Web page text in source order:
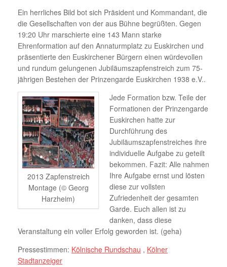
Ein herrliches Bild bot sich Präsident und Kommandant, die
die Gesellschaften von der aus Bühne begrüßten. Gegen
19:20 Uhr marschierte eine 143 Mann starke
Ehrenformation auf den Annaturmplatz zu Euskirchen und
präsentierte den Euskirchener Bürgern einen würdevollen
und rundum gelungenen Jubiläumszapfenstreich zum 75-
jährigen Bestehen der Prinzengarde Euskirchen 1938 e.V..
2013 Zapfenstreich
Montage (© Georg
Harzheim)
Jede Formation bzw. Teile der
Formationen der Prinzengarde
Euskirchen hatte zur
Durchführung des
Jubiläumszapfenstreiches ihre
individuelle Aufgabe zu geteilt
bekommen. Fazit: Alle nahmen
Ihre Aufgabe ernst und lösten
diese zur vollsten
Zufriedenheit der gesamten
Garde. Euch allen ist zu
danken, dass diese
Veranstaltung ein voller Erfolg geworden ist. (geha)
Pressestimmen: Kölnische Rundschau , Kölner
Stadtanzeiger